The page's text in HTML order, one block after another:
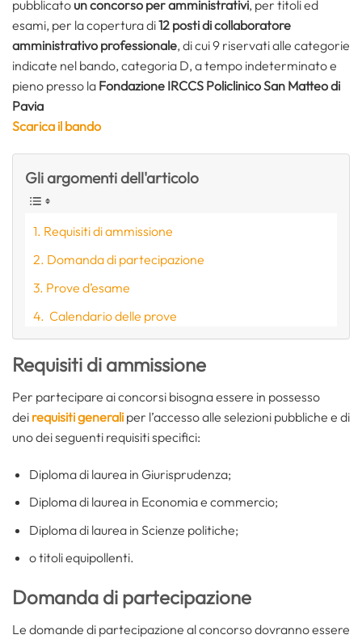
pubblicato unconcorso per amministrativi, per titoli ed
esami, per la copertura di12 posti di collaboratore
amministrativo professionale, di cui 9 riservati alle categorie
indicate nel bando, categoria D, a tempo indeterminato e
pieno presso la Fondazione IRCCS Policlinico San Matteo di
Pavia
Scarica il bando
Gli argomenti dell'articolo
Requisiti di ammissione
Domanda di partecipazione
Prove d’esame
Calendario delle prove
Requisiti di ammissione
Per partecipare ai concorsi bisogna essere in possesso
dei requisiti generali per l’accesso alle selezioni pubbliche e di
uno dei seguenti requisiti specifici:
Diploma di laurea in Giurisprudenza;
Diploma di laurea in Economia e commercio;
Diploma di laurea in Scienze politiche;
o titoli equipollenti.
Domanda di partecipazione
Le domande di partecipazione al concorso dovranno essere